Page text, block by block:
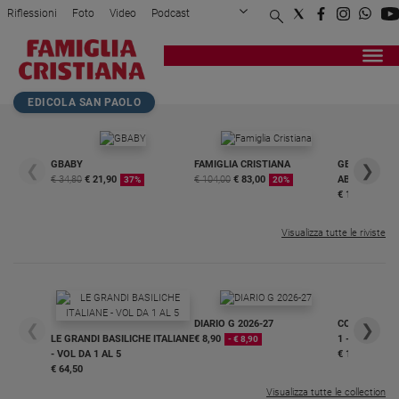
Attualità
Italia
Cronaca
Mondo
Economia
Interviste
Papa
Riflessioni Foto Video Podcast
Privacy Policy Chi siamo
Registrati Redazione
Home page>Chiesa>Il pellegrinaggio a Lour...
EDICOLA SAN PAOLO
❮
GBABY
€ 34,80 € 21,90 37%
FAMIGLIA CRISTIANA
€ 104,00 € 83,00 20%
GBABY
€ 16,99
❯
Visualizza tutte le riviste
❮
LE GRANDI BASILICHE ITALIANE
- VOL DA 1 AL 5
€ 64,50
DIARIO G 2026-27
€ 8,90
- € 8,90
COLLANA
1 - 2
€ 18,50
❯
Visualizza tutte le collection